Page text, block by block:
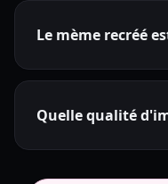
Le mème recréé
Quelle qualité